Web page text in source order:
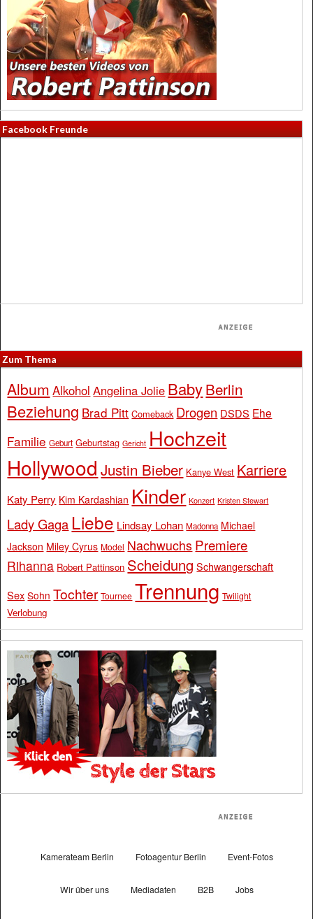
Facebook Freunde
Zum Thema
Album Alkohol Angelina Jolie BabyBerlin
Beziehung Brad Pitt Comeback Drogen DSDS Ehe
Familie Geburt Geburtstag Gericht Hochzeit
Hollywood Justin Bieber Kanye West Karriere
Katy Perry Kim Kardashian Kinder Konzert Kristen Stewart
Lady Gaga Liebe Lindsay Lohan Madonna Michael
Jackson Miley Cyrus Model Nachwuchs Premiere
Rihanna Robert Pattinson Scheidung Schwangerschaft
Sex Sohn Tochter Tournee Trennung Twilight
Verlobung
Kamerateam Berlin Fotoagentur Berlin Event-Fotos
Wir über uns Mediadaten B2B Jobs